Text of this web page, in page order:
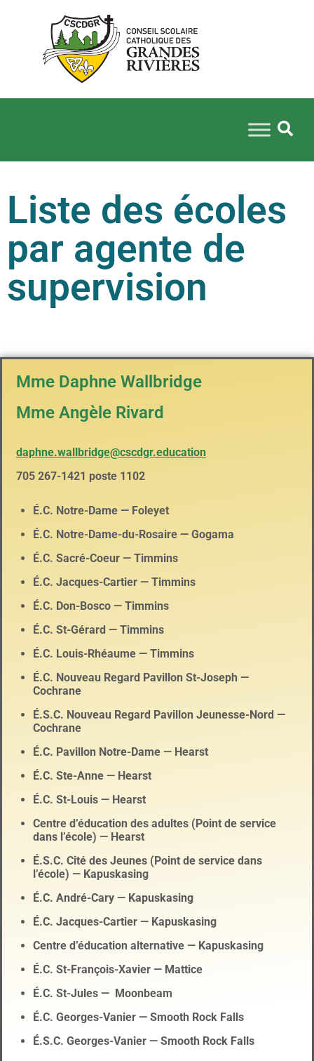
Liste des écoles
par agente de
supervision
Mme Daphne Wallbridge
Mme Angèle Rivard
daphne.wallbridge@cscdgr.education
705 267-1421 poste 1102
É.C. Notre-Dame — Foleyet
É.C. Notre-Dame-du-Rosaire — Gogama
É.C. Sacré-Coeur — Timmins
É.C. Jacques-Cartier — Timmins
É.C. Don-Bosco — Timmins
É.C. St-Gérard — Timmins
É.C. Louis-Rhéaume — Timmins
É.C. Nouveau Regard Pavillon St-Joseph —
Cochrane
É.S.C. Nouveau Regard Pavillon Jeunesse-Nord —
Cochrane
É.C. Pavillon Notre-Dame — Hearst
É.C. Ste-Anne — Hearst
É.C. St-Louis — Hearst
Centre d’éducation des adultes (Point de service
dans l’école) — Hearst
É.S.C. Cité des Jeunes (Point de service dans
l’école) — Kapuskasing
É.C. André-Cary — Kapuskasing
É.C. Jacques-Cartier — Kapuskasing
Centre d’éducation alternative — Kapuskasing
É.C. St-François-Xavier — Mattice
É.C. St-Jules — Moonbeam
É.C. Georges-Vanier — Smooth Rock Falls
É.S.C. Georges-Vanier — Smooth Rock Falls